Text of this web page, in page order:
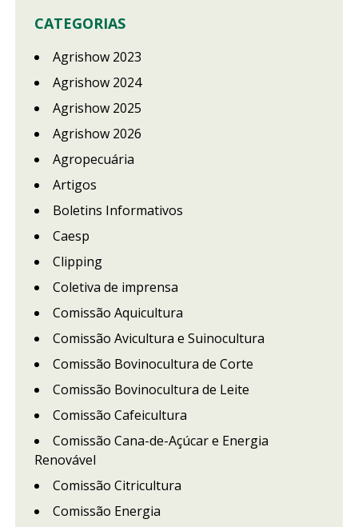
CATEGORIAS
Agrishow 2023
Agrishow 2024
Agrishow 2025
Agrishow 2026
Agropecuária
Artigos
Boletins Informativos
Caesp
Clipping
Coletiva de imprensa
Comissão Aquicultura
Comissão Avicultura e Suinocultura
Comissão Bovinocultura de Corte
Comissão Bovinocultura de Leite
Comissão Cafeicultura
Comissão Cana-de-Açúcar e Energia
Renovável
Comissão Citricultura
Comissão Energia